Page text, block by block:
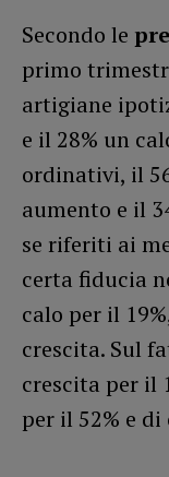
Secondo le
primo
artigiane
e il 28% un
ordinativi, il
aumento e il
se riferiti ai
certa fiducia
calo per il
crescita. Sul
crescita per il
per il 52% e